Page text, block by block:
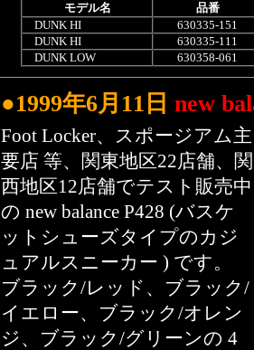
モデル名
品番
DUNK HI
630335-151
DUNK HI
630335-111
DUNK LOW
630358-061
●1999年6月11日 new
Foot Locker、スポージアム主
要店 等、関東地区22店舗、関
西地区12店舗でテスト販売中
の new balance P428 (バスケ
ットシューズタイプのカジ
ュアルスニーカー ) です。
ブラック/レッド、ブラック/
イエロー、ブラック/オレン
ジ、ブラック/グリーンの 4